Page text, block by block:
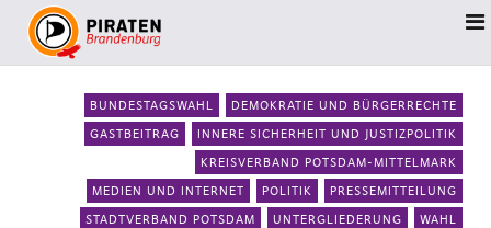
BUNDESTAGSWAHL
DEMOKRATIE UND BÜRGERRECHTE
GASTBEITRAG
INNERE SICHERHEIT UND JUSTIZPOLITIK
KREISVERBAND POTSDAM-MITTELMARK
MEDIEN UND INTERNET
POLITIK
PRESSEMITTEILUNG
STADTVERBAND POTSDAM
UNTERGLIEDERUNG WAHL